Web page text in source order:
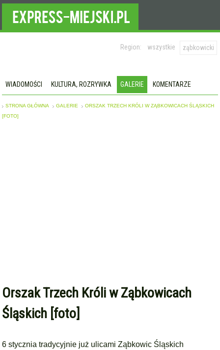
Region: wszystkie ząbkowicki
WIADOMOŚCI KULTURA, ROZRYWKA GALERIE KOMENTARZE
STRONA GŁÓWNA GALERIE
ORSZAK TRZECH KRÓLI W ZĄBKOWICACH ŚLĄSKICH
[FOTO]
Orszak Trzech Króli w Ząbkowicach
Śląskich [foto]
6 stycznia tradycyjnie już ulicami Ząbkowic Śląskich